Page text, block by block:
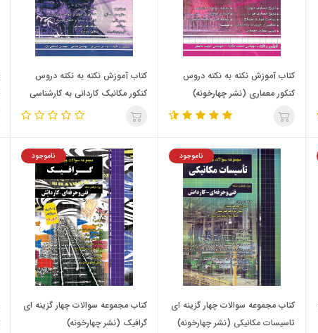
کتاب آموزش نکته به نکته دروس
کنکور معماری (نشر چهارخونه)
کتاب آموزش نکته به نکته دروس
کنکور مکانیک کاردانی به کارشناسی
(نشر چهارخونه)
ناموجود
کتاب مجموعه سوالات چهار گزینه ای
تاسیسات مکانیکی (نشر چهارخونه)
ناموجود
کتاب مجموعه سوالات چهار گزینه ای
گرافیک (نشر چهارخونه)